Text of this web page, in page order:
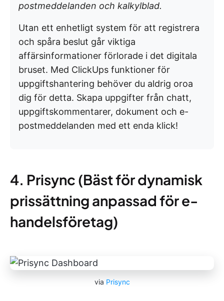
postmeddelanden och kalkylblad.
Utan ett enhetligt system för att registrera
och spåra beslut går viktiga
affärsinformationer förlorade i det digitala
bruset. Med ClickUps funktioner för
uppgiftshantering behöver du aldrig oroa
dig för detta. Skapa uppgifter från chatt,
uppgiftskommentarer, dokument och e-
postmeddelanden med ett enda klick!
4. Prisync (Bäst för dynamisk
prissättning anpassad för e-
handelsföretag)
via Prisync